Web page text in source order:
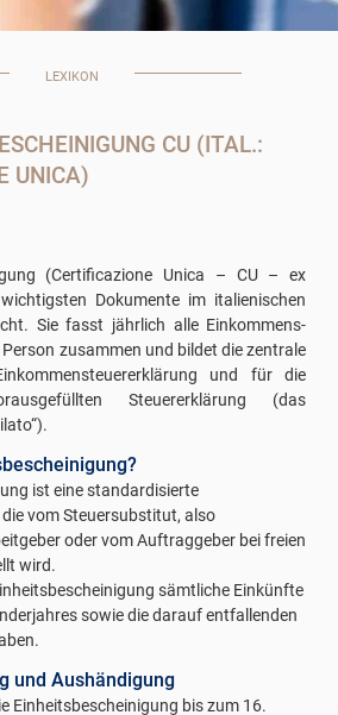
LEXIKON
CU (ITAL.:
UNICA)
(Certificazione Unica – CU – ex
Dokumente im italienischen
Sie fasst jährlich alle Einkommens-
zusammen und bildet die zentrale
und für die
Steuererklärung (das
ist eine standardisierte
vom Steuersubstitut, also
oder vom Auftraggeber bei freien
wird.
sämtliche Einkünfte
sowie die darauf entfallenden
und Aushändigung
Einheitsbescheinigung bis zum 16.